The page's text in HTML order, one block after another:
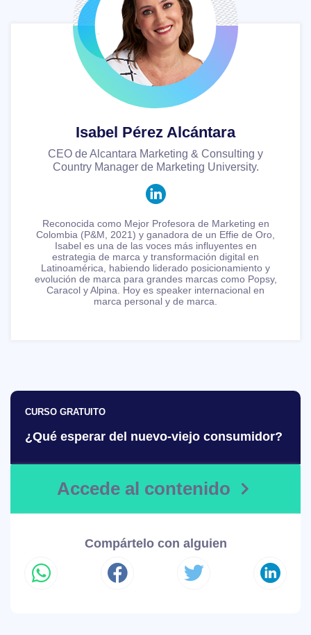
Isabel Pérez Alcántara
CEO de Alcantara Marketing & Consulting y
Country Manager de Marketing University.
Reconocida como Mejor Profesora de Marketing en
Colombia (P&M, 2021) y ganadora de un Effie de Oro,
Isabel es una de las voces más influyentes en
estrategia de marca y transformación digital en
Latinoamérica, habiendo liderado posicionamiento y
evolución de marca para grandes marcas como Popsy,
Caracol y Alpina. Hoy es speaker internacional en
marca personal y de marca.
CURSO GRATUITO
¿Qué esperar del nuevo-viejo consumidor?
Accede al contenido
Compártelo con alguien